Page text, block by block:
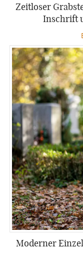
Zeitloser
Inschrift
Moderner